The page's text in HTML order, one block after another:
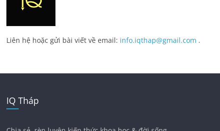
Liên hệ hoặc gửi bài viết về email: info.iqthap@gmail.com .
IQ Tháp